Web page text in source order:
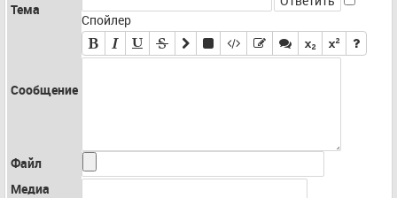
Тема
Спойлер
Сообщение
Файл
Медиа